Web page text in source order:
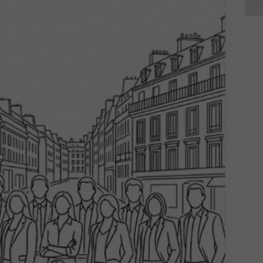
Viager Neuf
Nous Contacter